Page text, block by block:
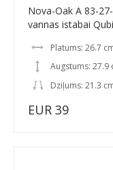
Nova-Oak A 83-
vannas istabai
Platums: 26.7
Augstums: 27.9
Dziļums: 21.3
EUR 39